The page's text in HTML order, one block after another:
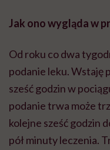
Jak ono wygląda w
Od roku co dwa
podanie leku. Wstaję
sześć godzin w
podanie trwa może
kolejne sześć godzin
pół minuty leczenia.